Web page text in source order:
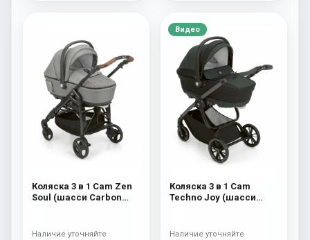
Коляска 3 в 1 Cam Zen
Soul (шасси Carbon
Наличие уточняйте
Видео
Коляска 3 в 1 Cam
Techno Joy (шасси
Наличие уточняйте